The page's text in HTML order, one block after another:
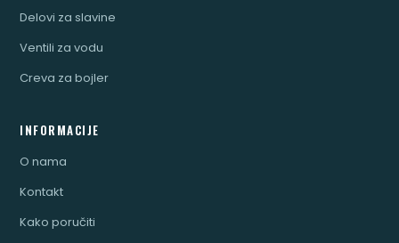
Delovi za slavine
Ventili za vodu
Creva za bojler
INFORMACIJE
O nama
Kontakt
Kako poručiti